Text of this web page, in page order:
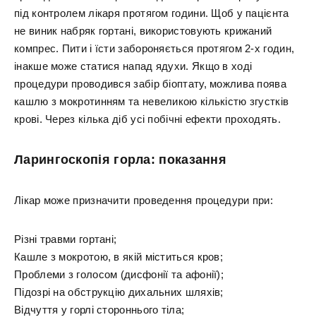
під контролем лікаря протягом години. Щоб у пацієнта
не виник набряк гортані, використовують крижаний
компрес. Пити і їсти забороняється протягом 2-х годин,
інакше може статися напад ядухи. Якщо в ході
процедури проводився забір біоптату, можлива поява
кашлю з мокротинням та невеликою кількістю згустків
крові. Через кілька діб усі побічні ефекти проходять.
Ларингоскопія горла: показання
Лікар може призначити проведення процедури при:
Різні травми гортані;
Кашле з мокротою, в якій міститься кров;
Проблеми з голосом (дисфонії та афонії);
Підозрі на обструкцію дихальних шляхів;
Відчуття у горлі стороннього тіла;